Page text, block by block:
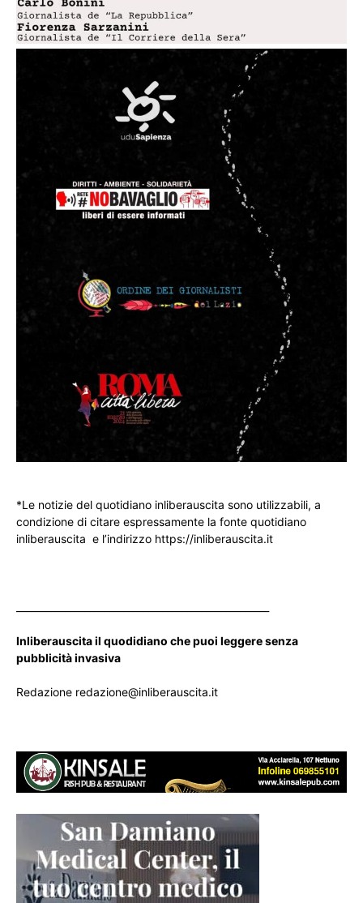
*Le notizie del quotidiano inliberauscita sono utilizzabili, a
condizione di citare espressamente la fonte quotidiano
inliberauscita e l’indirizzo https://inliberauscita.it
Inliberauscita il quodidiano che puoi leggere senza
pubblicità invasiva
Redazione redazione@inliberauscita.it